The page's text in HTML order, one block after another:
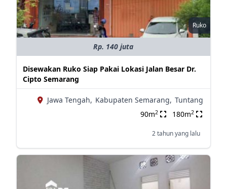
Ruko
Rp. 140 juta
Disewakan Ruko Siap Pakai Lokasi Jalan Besar Dr.
Cipto Semarang
Jawa Tengah, Kabupaten Semarang, Tuntang
90m2 180m2
2 tahun yang lalu